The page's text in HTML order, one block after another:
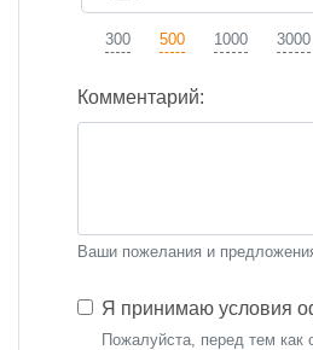
300 500 1000 3000
Комментарий:
Ваши пожелания и
Я принимаю условия
Пожалуйста, перед тем как